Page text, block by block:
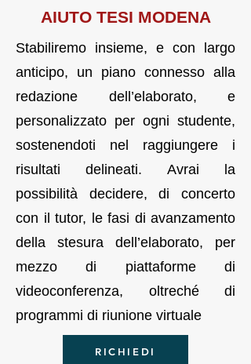
AIUTO TESI MODENA
Stabiliremo insieme, e con largo
anticipo, un piano connesso alla
redazione dell’elaborato, e
personalizzato per ogni studente,
sostenendoti nel raggiungere i
risultati delineati. Avrai la
possibilità decidere, di concerto
con il tutor, le fasi di avanzamento
della stesura dell’elaborato, per
mezzo di piattaforme di
videoconferenza, oltreché di
programmi di riunione virtuale
RICHIEDI